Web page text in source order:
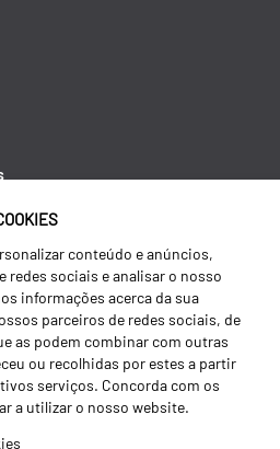
conteúdo e anúncios,
redes sociais e analisar o nosso
informações acerca da sua
parceiros de redes sociais, de
as podem combinar com outras
ou recolhidas por estes a partir
serviços. Concorda com os
a utilizar o nosso website.